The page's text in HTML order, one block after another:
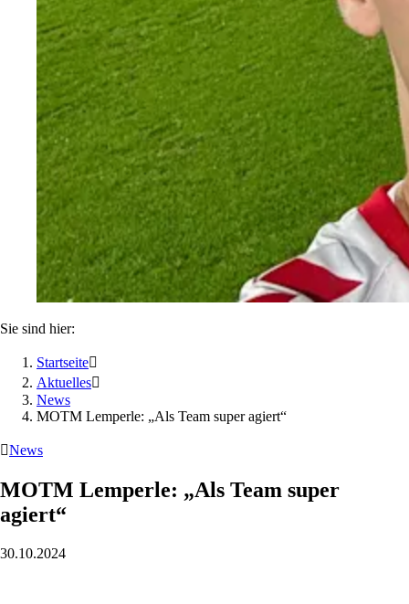
Sie sind hier:
Startseite
Aktuelles
News
MOTM Lemperle: „Als Team super agiert“
News
MOTM Lemperle: „Als Team super
agiert“
30.10.2024